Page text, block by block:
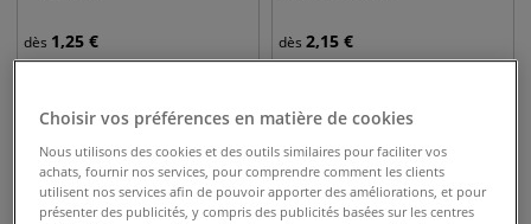
dès 1,25 € dès 2,15 €
Choisir vos préférences en matière de cookies
Nous utilisons des cookies et des outils similaires pour faciliter vos
achats, fournir nos services, pour comprendre comment les clients
utilisent nos services afin de pouvoir apporter des améliorations, et pour
présenter des publicités, y compris des publicités basées sur les centres